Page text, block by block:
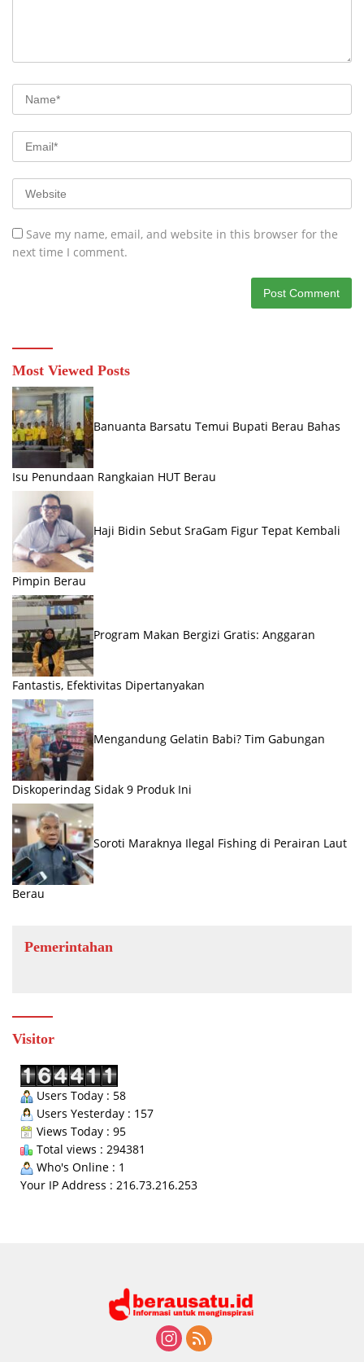
Save my name, email, and website in this browser for the
next time I comment.
Most Viewed Posts
Banuanta Barsatu Temui Bupati Berau Bahas
Isu Penundaan Rangkaian HUT Berau
Haji Bidin Sebut SraGam Figur Tepat Kembali
Pimpin Berau
Program Makan Bergizi Gratis: Anggaran
Fantastis, Efektivitas Dipertanyakan
Mengandung Gelatin Babi? Tim Gabungan
Diskoperindag Sidak 9 Produk Ini
Soroti Maraknya Ilegal Fishing di Perairan Laut
Berau
Pemerintahan
Visitor
Users Today : 58
Users Yesterday : 157
Views Today : 95
Total views : 294381
Who's Online : 1
Your IP Address : 216.73.216.253